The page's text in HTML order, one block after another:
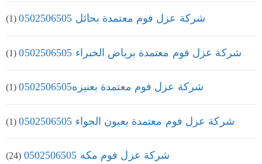
شركة عزل فوم معتمدة بحائل 0502506505 (1)
شركة عزل فوم معتمدة برياض الخبراء 0502506505 (1)
شركة عزل فوم معتمدة بعنيزه0502506505 (1)
شركة عزل فوم معتمدة بعيون الجواء 0502506505 (1)
شركة عزل فوم مكه 0502506505 (24)